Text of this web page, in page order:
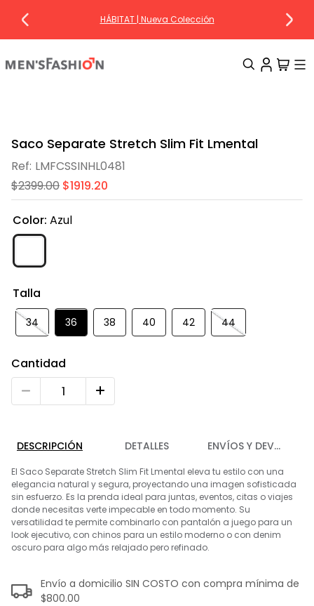
HÁBITAT | Nueva Colección
Saco Separate Stretch Slim Fit Lmental
LMFCSSINHL0481
$2399.00 $1919.20
Talla
34 36 38 40 42 44
Color: Azul
Cantidad
DESCRIPCIÓN DETALLES ENVÍOS Y
El Saco Separate Stretch Slim Fit Lmental eleva tu estilo con una
elegancia natural y segura, proyectando una imagen sofisticada
sin esfuerzo. Es la prenda ideal para juntas, eventos, citas o viajes
donde necesitas verte impecable en todo momento. Su
versatilidad te permite combinarlo con pantalón a juego para un
look ejecutivo, con chinos para un estilo moderno o con denim
oscuro para algo más relajado pero refinado.
Envío a domicilio SIN COSTO con compra mínima de
$800.00
2.
camisa
3.
pantalon
4.
saco
5.
chamarra
7.
smoking
8 .
chaleco
.
playera